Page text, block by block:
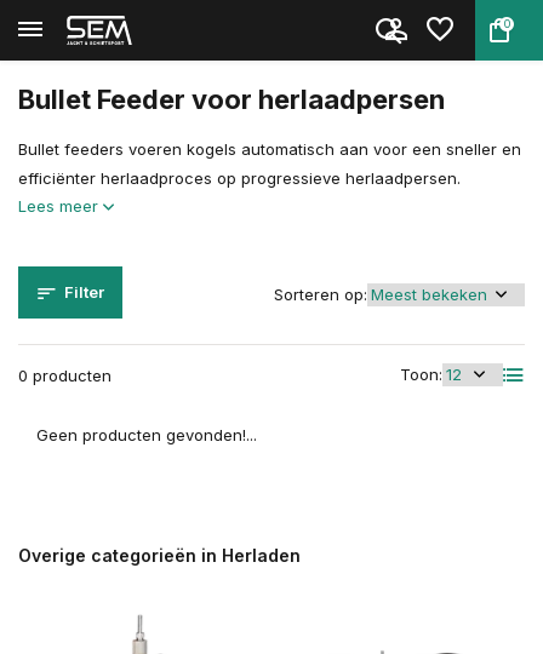
0
Terug Home
Herlaadpersen & Toebehoren
Bullet Feeder voor herlaadpersen
Bullet feeders voeren kogels automatisch aan voor een sneller en
efficiënter herlaadproces op progressieve herlaadpersen.
Lees meer
Filter
0 producten Toon:
Sorteren op:
Geen producten gevonden!...
Overige categorieën in Herladen